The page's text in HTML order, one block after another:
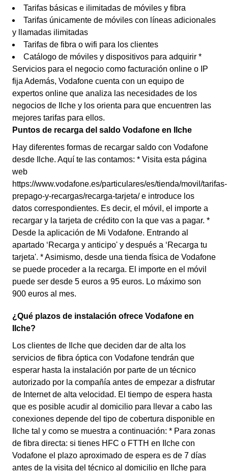
Tarifas básicas e ilimitadas de móviles y fibra
Tarifas únicamente de móviles con líneas adicionales
y llamadas ilimitadas
Tarifas de fibra o wifi para los clientes
Catálogo de móviles y dispositivos para adquirir *
Servicios para el negocio como facturación online o IP
fija Además, Vodafone cuenta con un equipo de
expertos online que analiza las necesidades de los
negocios de Ilche y los orienta para que encuentren las
mejores tarifas para ellos.
Puntos de recarga del saldo Vodafone en Ilche
Hay diferentes formas de recargar saldo con Vodafone
desde Ilche. Aquí te las contamos: * Visita esta página
web
https://www.vodafone.es/particulares/es/tienda/movil/tarifas-
prepago-y-recargas/recarga-tarjeta/ e introduce los
datos correspondientes. Es decir, el móvil, el importe a
recargar y la tarjeta de crédito con la que vas a pagar. *
Desde la aplicación de Mi Vodafone. Entrando al
apartado ‘Recarga y anticipo' y después a ‘Recarga tu
tarjeta'. * Asimismo, desde una tienda física de Vodafone
se puede proceder a la recarga. El importe en el móvil
puede ser desde 5 euros a 95 euros. Lo máximo son
900 euros al mes.
¿Qué plazos de instalación ofrece Vodafone en
Ilche?
Los clientes de Ilche que deciden dar de alta los
servicios de fibra óptica con Vodafone tendrán que
esperar hasta la instalación por parte de un técnico
autorizado por la compañía antes de empezar a disfrutar
de Internet de alta velocidad. El tiempo de espera hasta
que es posible acudir al domicilio para llevar a cabo las
conexiones depende del tipo de cobertura disponible en
Ilche tal y como se muestra a continuación: * Para zonas
de fibra directa: si tienes HFC o FTTH en Ilche con
Vodafone el plazo aproximado de espera es de 7 días
antes de la visita del técnico al domicilio en Ilche para